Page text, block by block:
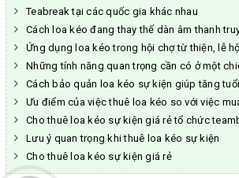
Teabreak tại các quốc gia khác nhau
Cách loa kéo đang thay thế dàn âm thanh
Ứng dụng loa kéo trong hội chợ từ thiện, lễ
Những tính năng quan trọng cần có ở một
Cách bảo quản loa kéo sự kiện giúp tăng
Ưu điểm của việc thuê loa kéo so với việc
Cho thuê loa kéo sự kiện giá rẻ tổ chức
Lưu ý quan trọng khi thuê loa kéo sự kiện
Cho thuê loa kéo sự kiện giá rẻ